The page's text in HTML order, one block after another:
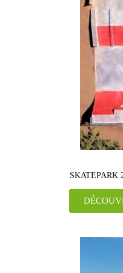
SKATEPARK